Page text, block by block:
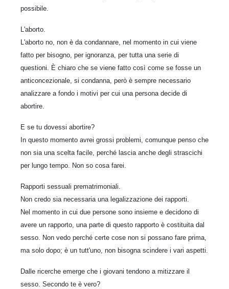
possibile.
L'aborto.
L'aborto no, non è da condannare, nel momento in cui viene
fatto per bisogno, per ignoranza, per tutta una serie di
questioni. È chiaro che se viene fatto così come se fosse un
anticoncezionale, si condanna, però è sempre necessario
analizzare a fondo i motivi per cui una persona decide di
abortire.
E se tu dovessi abortire?
In questo momento avrei grossi problemi, comunque penso che
non sia una scelta facile, perché lascia anche degli strascichi
per lungo tempo. Non so cosa farei.
Rapporti sessuali prematrimoniali.
Non credo sia necessaria una legalizzazione dei rapporti.
Nel momento in cui due persone sono insieme e decidono di
avere un rapporto, una parte di questo rapporto è costituita dal
sesso. Non vedo perché certe cose non si possano fare prima,
ma solo dopo; è un tutt'uno, non bisogna scindere i vari aspetti.
Dalle ricerche emerge che i giovani tendono a mitizzare il
sesso. Secondo te è vero?